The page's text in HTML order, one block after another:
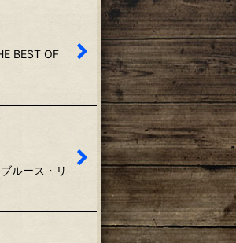
BEST OF
ルース・リ